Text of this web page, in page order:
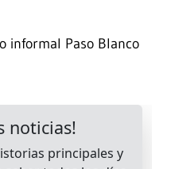
informal Paso Blanco